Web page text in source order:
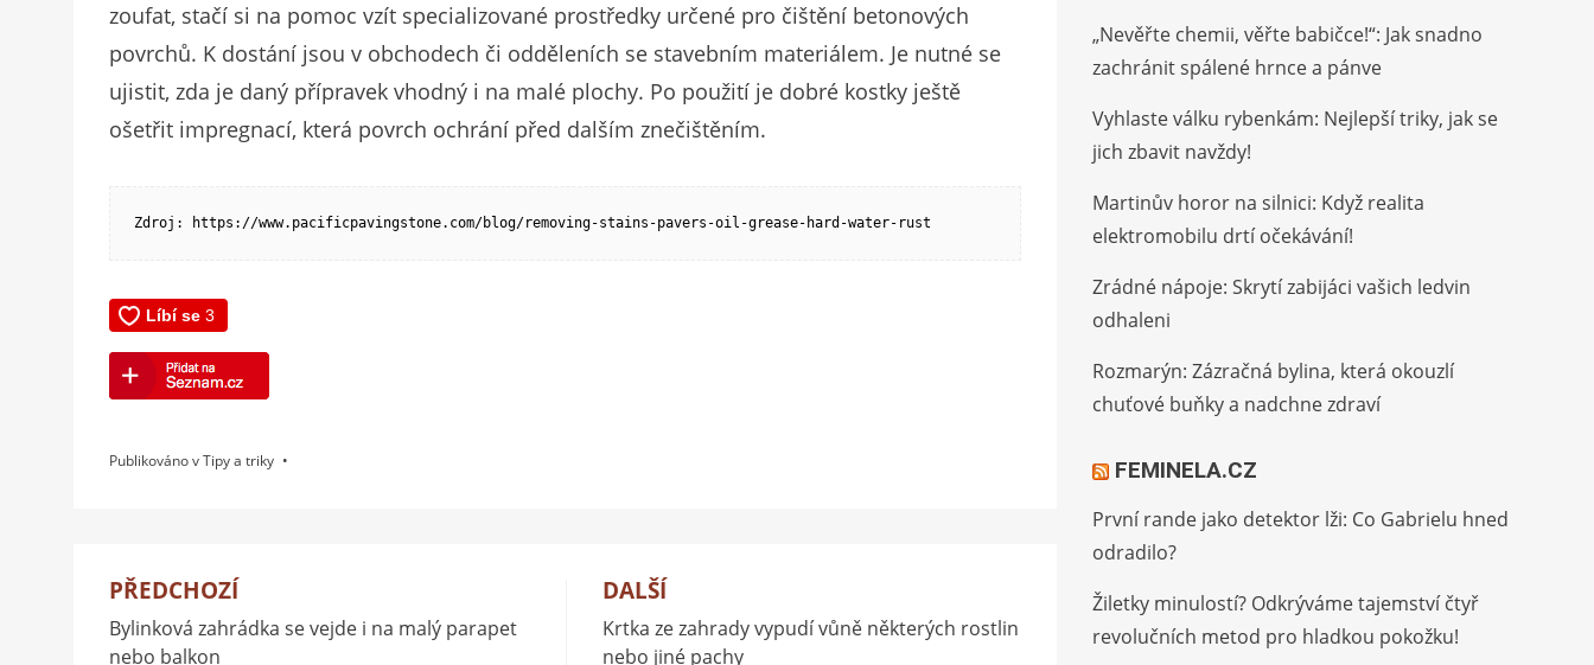
zoufat, stačí si na pomoc vzít specializované prostředky určené pro čištění betonových
povrchů. K dostání jsou v obchodech či odděleních se stavebním materiálem. Je nutné se
ujistit, zda je daný přípravek vhodný i na malé plochy. Po použití je dobré kostky ještě
ošetřit impregnací, která povrch ochrání před dalším znečištěním.
Zdroj: https://www.pacificpavingstone.com/blog/removing-stains-pavers-oil-grease-hard-water-rust
Publikováno vTipy a triky
Navigace
pro
PŘEDCHOZÍ
Bylinková zahrádka se vejde i na malý parapet
nebo balkon
DALŠÍ
Krtka ze zahrady vypudí vůně některých rostlin
nebo jiné pachy
„Nevěřte chemii, věřte babičce!“: Jak snadno
zachránit spálené hrnce a pánve
Vyhlaste válku rybenkám: Nejlepší triky, jak se
jich zbavit navždy!
Martinův horor na silnici: Když realita
elektromobilu drtí očekávání!
Zrádné nápoje: Skrytí zabijáci vašich ledvin
odhaleni
Rozmarýn: Zázračná bylina, která okouzlí
chuťové buňky a nadchne zdraví
FEMINELA.CZ
První rande jako detektor lži: Co Gabrielu hned
odradilo?
Žiletky minulostí? Odkrýváme tajemství čtyř
revolučních metod pro hladkou pokožku!